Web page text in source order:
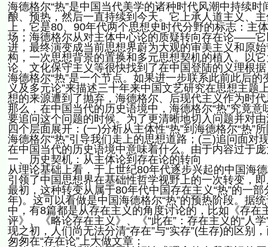
海德格尔“热”是中国当代美学的诸种时代风潮中持续
酿、预热，然后一直持续到今天。它上承人道主义、
上，它是80、90年代两个思想史时代分野的标志：主
场；海德格尔从对主体中心论的质疑转向存在论——
进，最终演变成当前思想界蔚为大观的审美主义和原
构，一次思想背景的置换和多元思想契机的植入。以
论、文化保守主义等很快找到了在中国登陆的义理
海德格尔“热”是一个节点。如果进一步联系此前此后
义及多元论”来描述三十年来中国文艺研究在思想主
想的来源遭到了抛弃，海德格尔、后现代主义作为时
那么，在中国当代的历史语境中，海德格尔“热”究竟
要追问这个问题的时候。为了更清晰地切入问题并对
四个层面展开：(一)分析从主体性“热”到海德格尔“热
海德格尔“热”引导我们走上的思想道路；(三)追问面
在中国当代的历史语境中意味着什么。由于内容过于
一、历史契机：从主体论到存在论的转向
从理论基础上看，于上世纪80年代逐步兴起的中国海
引领了中国思想界在基础性哲学视野上的一次转变，
最初，这种转变从属于80年代中国存在主义“热”的一
年)。这可以看做是中国海德格尔“热”的预热阶段。据
中，有8篇都是从存在主义的角度讨论的，比如《存在
评》、《略论存在主义》、《“此在”：存在主义的“
现之初，人们尚无法分清“存在”与“实存”(生存)的区别
匆匆在“存在论”上大做文章：